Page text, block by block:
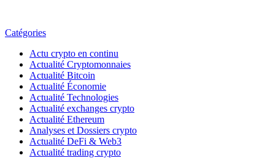
Catégories
Actu crypto en continu
Actualité Cryptomonnaies
Actualité Bitcoin
Actualité Économie
Actualité Technologies
Actualité exchanges crypto
Actualité Ethereum
Analyses et Dossiers crypto
Actualité DeFi & Web3
Actualité trading crypto